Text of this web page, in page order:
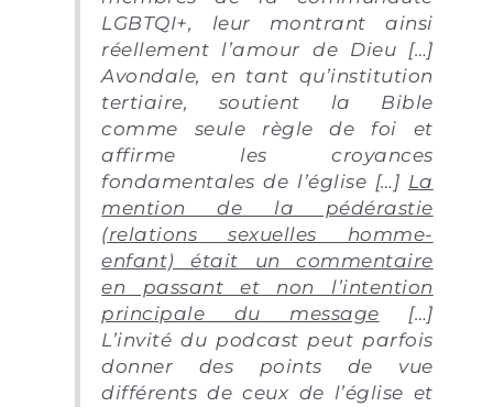
LGBTQI+, leur montrant ainsi
réellement l’amour de Dieu […]
Avondale, en tant qu’institution
tertiaire, soutient la Bible
comme seule règle de foi et
affirme les croyances
fondamentales de l’église […] La
mention de la pédérastie
(relations sexuelles homme-
enfant) était un commentaire
en passant et non l’intention
principale du message […]
L’invité du podcast peut parfois
donner des points de vue
différents de ceux de l’église et